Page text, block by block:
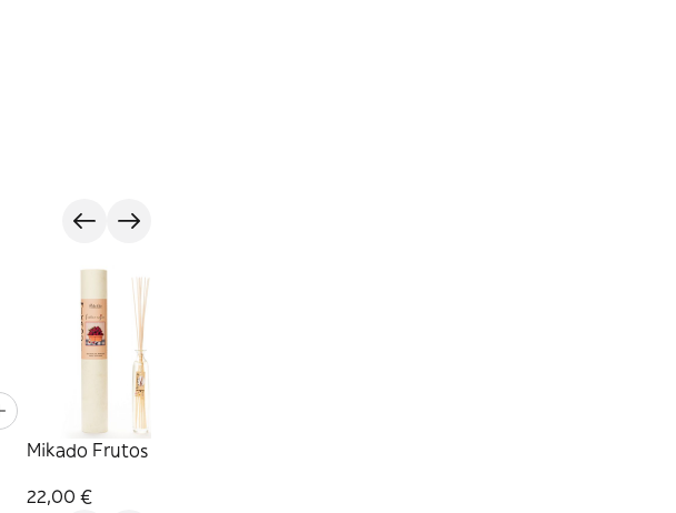
Mikado Frutos Rojos
22,00 €